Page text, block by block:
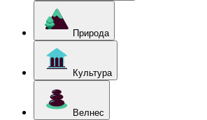
Природа
Культура
Велнес